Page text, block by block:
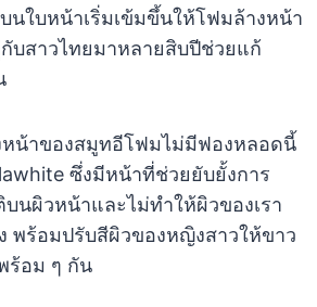
นใบหน้าเริ่มเข้มขึ้นให้โฟมล้างหน้า
บสาวไทยมาหลายสิบปีช่วยแก้
หน้าของสมูทอีโฟมไม่มีฟองหลอดนี้
ซึ่งมีหน้าที่ช่วยยับยั้งการ
นผิวหน้าและไม่ทำให้ผิวของเรา
พร้อมปรับสีผิวของหญิงสาวให้ขาว
ร้อม ๆ กัน